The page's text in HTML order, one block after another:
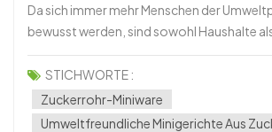
Da sich immer mehr Menschen der
bewusst werden, sind sowohl Haushalte
Restaurants auf der Suche nach
umweltfreundlichem Geschirr. Marken, die
Materialien konzentrieren, ohne auf Stil
zu verzichten, gewinnen an
STICHWORTE :
Zuckerrohr-Miniware
Umweltfreundliche Minigerichte Aus